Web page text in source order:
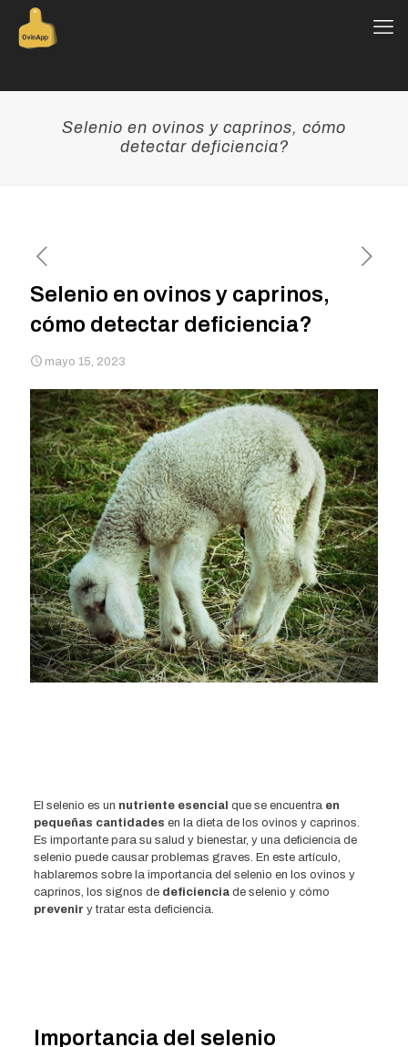
Selenio en ovinos y caprinos, cómo
detectar deficiencia?
Selenio en ovinos y caprinos,
cómo detectar deficiencia?
mayo 15, 2023
El selenio es un nutriente esencial que se encuentra en
pequeñas cantidades en la dieta de los ovinos y caprinos.
Es importante para su salud y bienestar, y una deficiencia de
selenio puede causar problemas graves. En este artículo,
hablaremos sobre la importancia del selenio en los ovinos y
caprinos, los signos de deficienciade selenio y cómo
prevenir y tratar esta deficiencia.
Importancia del selenio